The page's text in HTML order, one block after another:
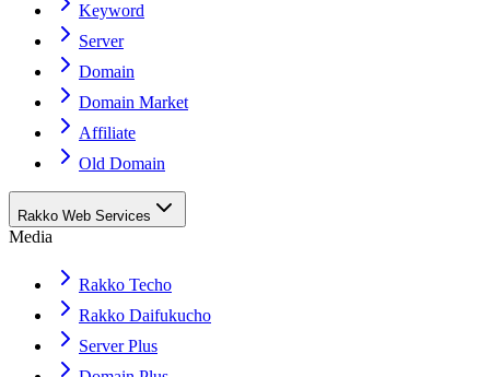
Keyword
Server
Domain
Domain Market
Affiliate
Old Domain
Rakko Web Services
Media
Rakko Techo
Rakko Daifukucho
Server Plus